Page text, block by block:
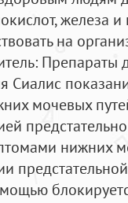
железа и
на
Препараты
мочевых
нижних